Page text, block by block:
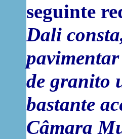
seguinte
Dali
de granito
bastante
Câmara